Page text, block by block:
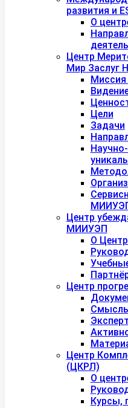
развития и
О
Центр
Мир Заслуг
Цели
Задачи
Центр
МИИУЭП
О
Центр
Центр
(ЦКРЛ)
О
Курсы,